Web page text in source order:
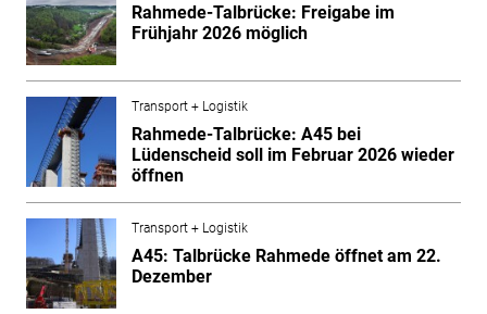
Rahmede-Talbrücke: Freigabe im
Frühjahr 2026 möglich
Transport + Logistik
Rahmede-Talbrücke: A45 bei
Lüdenscheid soll im Februar 2026 wieder
öffnen
Transport + Logistik
A45: Talbrücke Rahmede öffnet am 22.
Dezember